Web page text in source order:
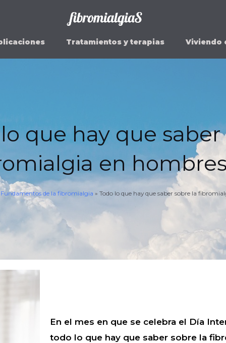
Tratamientos y terapias Viviendo
que hay que
en hombres
Fundamentos de la fibromialgia » Todo lo que hay que saber sobre la
En el mes en que se celebra el Día
todo lo que hay que saber sobre la